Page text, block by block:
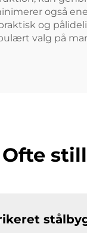
også
og
valg på
Ofte